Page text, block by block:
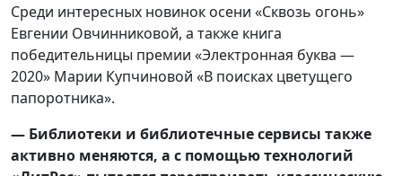
Среди интересных новинок осени «Сквозь огонь»
Евгении Овчинниковой, а также книга
победительницы премии «Электронная буква —
2020» Марии Купчиновой «В поисках цветущего
папоротника».
— Библиотеки и библиотечные сервисы также
активно меняются, а с помощью технологий